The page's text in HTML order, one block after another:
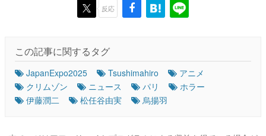
反応
この記事に関するタグ
JapanExpo2025 Tsushimahiro
アニメ
クリムゾン
ニュース パリ
ホラー
伊藤潤二
松任谷由実 烏揚羽